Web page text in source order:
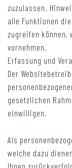
zuzulassen.
alle Funktionen
zugreifen können,
vornehmen.
Erfassung und
Der
gesetzlichen
einwilligen.
Als
welche dazu
Ihnen